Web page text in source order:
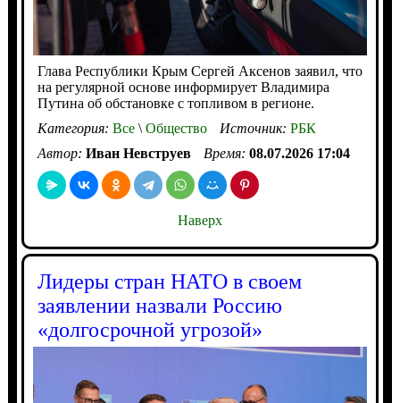
Глава Республики Крым Сергей Аксенов заявил, что
на регулярной основе информирует Владимира
Путина об обстановке с топливом в регионе.
Категория: Все\Общество Источник: РБК
Автор: Иван Невструев Время: 08.07.2026 17:04
Наверх
Лидеры стран НАТО в своем
заявлении назвали Россию
«долгосрочной угрозой»